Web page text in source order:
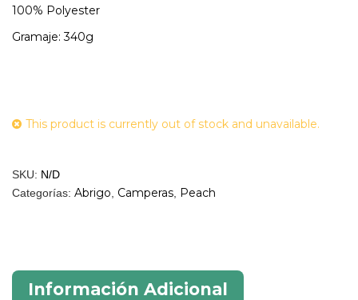
100% Polyester
Gramaje: 340g
This product is currently out of stock and unavailable.
SKU: N/D
Categorías: Abrigo Camperas Peach
Información Adicional